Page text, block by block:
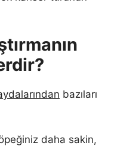
bazıları
daha sakin,